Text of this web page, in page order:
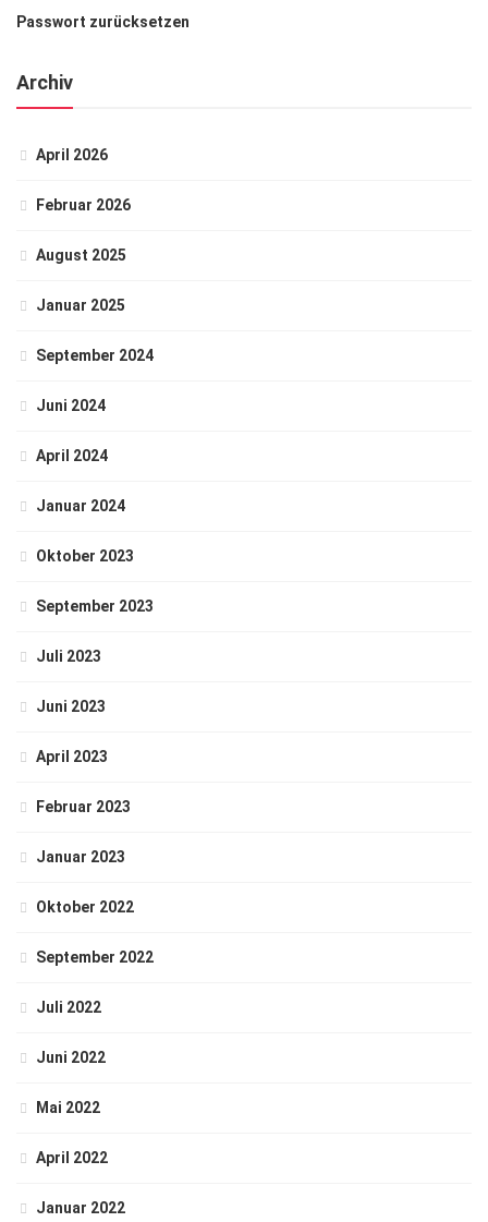
Passwort zurücksetzen
Archiv
April 2026
Februar 2026
August 2025
Januar 2025
September 2024
Juni 2024
April 2024
Januar 2024
Oktober 2023
September 2023
Juli 2023
Juni 2023
April 2023
Februar 2023
Januar 2023
Oktober 2022
September 2022
Juli 2022
Juni 2022
Mai 2022
April 2022
Januar 2022